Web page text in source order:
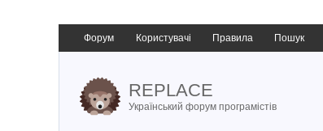
Форум Користувачі Правила Пошук
REPLACE
Український форум програмістів